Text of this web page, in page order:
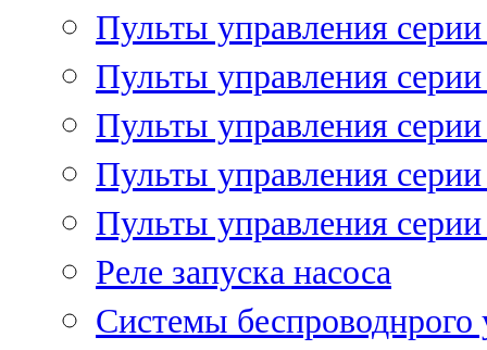
Пульты управления
Пульты управления
Пульты управления
Пульты управления
Пульты управления
Реле запуска насоса
Системы